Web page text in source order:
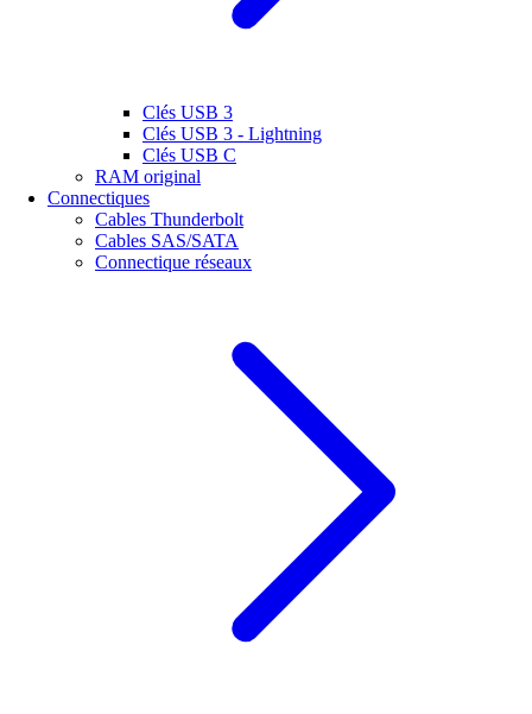
Clés USB 3
Clés USB 3 - Lightning
Clés USB C
RAM original
Connectiques
Cables Thunderbolt
Cables SAS/SATA
Connectique réseaux